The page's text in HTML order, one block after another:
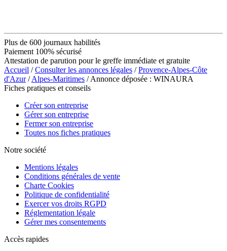
Plus de 600 journaux habilités
Paiement 100% sécurisé
Attestation de parution pour le greffe immédiate et gratuite
Accueil /Consulter les annonces légales /Provence-Alpes-Côte
d'Azur/Alpes-Maritimes / Annonce déposée : WINAURA
Fiches pratiques et conseils
Créer son entreprise
Gérer son entreprise
Fermer son entreprise
Toutes nos fiches pratiques
Notre société
Mentions légales
Conditions générales de vente
Charte Cookies
Politique de confidentialité
Exercer vos droits RGPD
Réglementation légale
Gérer mes consentements
Accès rapides